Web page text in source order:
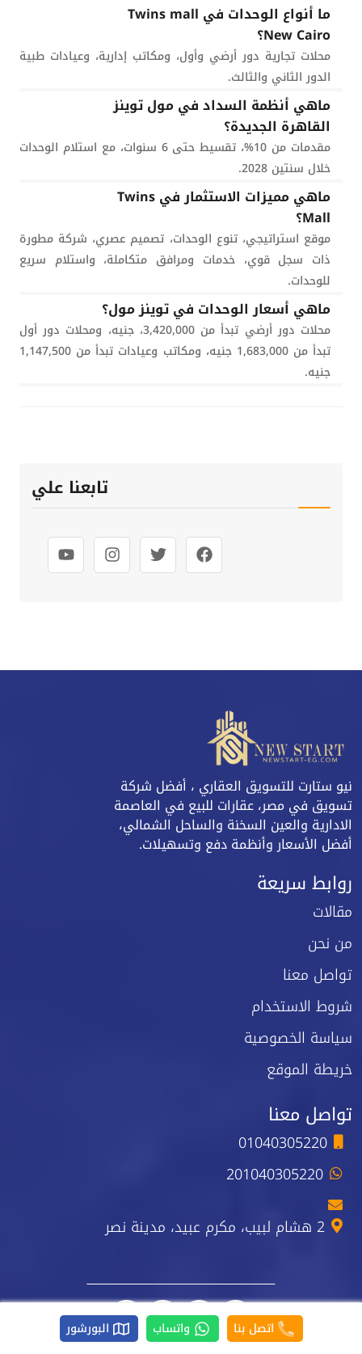
ما أنواع الوحدات في Twins mall
New Cairo؟
محلات تجارية دور أرضي وأول، ومكاتب إدارية، وعيادات طبية
الدور الثاني والثالث.
ماهي أنظمة السداد في مول توينز
القاهرة الجديدة؟
مقدمات من 10%، تقسيط حتى 6 سنوات، مع استلام الوحدات
خلال سنتين 2028.
ماهي مميزات الاستثمار في Twins
Mall؟
موقع استراتيجي، تنوع الوحدات، تصميم عصري، شركة مطورة
ذات سجل قوي، خدمات ومرافق متكاملة، واستلام سريع
للوحدات.
ماهي أسعار الوحدات في توينز مول؟
محلات دور أرضي تبدأ من 3,420,000، جنيه، ومحلات دور أول
تبدأ من 1,683,000 جنيه، ومكاتب وعيادات تبدأ من 1,147,500
جنيه.
تابعنا علي
نيو ستارت للتسويق العقاري ، أفضل شركة
تسويق في مصر، عقارات للبيع في العاصمة
الادارية والعين السخنة والساحل الشمالي،
أفضل الأسعار وأنظمة دفع وتسهيلات.
روابط سريعة
مقالات
من نحن
تواصل معنا
شروط الاستخدام
سياسة الخصوصية
خريطة الموقع
تواصل معنا
01040305220
201040305220
2 هشام لبيب، مكرم عبيد، مدينة نصر
اتصل بنا واتساب البورشور